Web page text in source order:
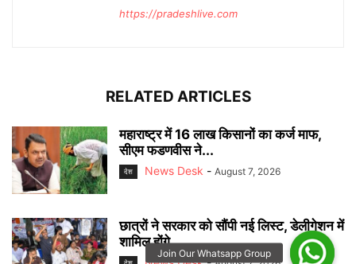
https://pradeshlive.com
RELATED ARTICLES
महाराष्ट्र में 16 लाख किसानों का कर्ज माफ,
सीएम फडणवीस ने...
देश News Desk - August 7, 2026
छात्रों ने सरकार को सौंपी नई लिस्ट, डेलीगेशन में
शामिल होंगे...